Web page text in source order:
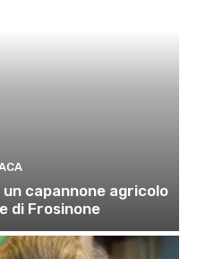
capannone agricolo
di Frosinone